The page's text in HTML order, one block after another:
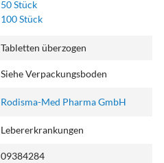
50 Stück
100 Stück
Tabletten überzogen
Siehe Verpackungsboden
Rodisma-Med Pharma GmbH
Lebererkrankungen
09384284